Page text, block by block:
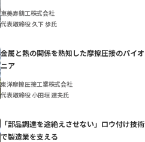
恵美寿鋳工株式会社
代表取締役 久下 歩氏
金属と熱の関係を熟知した摩擦圧接のパイオ
ニア
東洋摩擦圧接工業株式会社
代表取締役 小田垣 達夫氏
「部品調達を途絶えさせない」ロウ付け技術
で製造業を支える